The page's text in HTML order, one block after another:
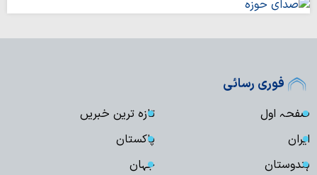
فوری رسائی
صفحہ اول
تازہ ترین خبریں
ایران
پاکستان
ہندوستان
جہان